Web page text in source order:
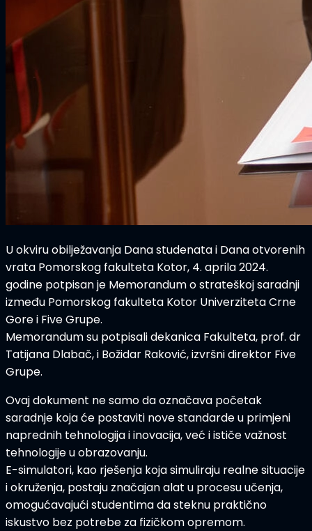
U okviru obilježavanja Dana studenatai Dana otvorenih
vrata Pomorskog fakulteta Kotor, 4. aprila 2024.
godine potpisan je Memorandum o strateškoj saradnji
između Pomorskog fakulteta Kotor Univerziteta Crne
Gorei Five Grupe.
Memorandum su potpisalidekanica Fakulteta, prof. dr
Tatijana Dlabač, i Božidar Raković, izvršni direktor Five
Grupe.
Ovaj dokument ne samo da označava početak
saradnje koja će postaviti nove standarde u primjeni
naprednih tehnologija i inovacija, već i ističe važnost
tehnologije u obrazovanju.
E-simulatori, kao rješenja koja simuliraju realne situacije
i okruženja, postaju značajan alat u procesu učenja,
omogućavajući studentima da steknu praktično
iskustvo bez potrebe za fizičkom opremom.